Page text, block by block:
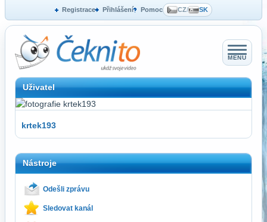
Registrace Přihlášení Pomoc CZ/ SK
MENU
Uživatel
krtek193
Nástroje
Odešli zprávu
Sledovat kanál